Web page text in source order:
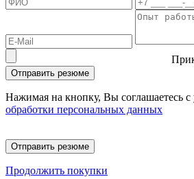
Отправить резюме
Нажимая на кнопку, Вы соглашаетесь с
обработки персональных данных
Отправить резюме
Продолжить покупки